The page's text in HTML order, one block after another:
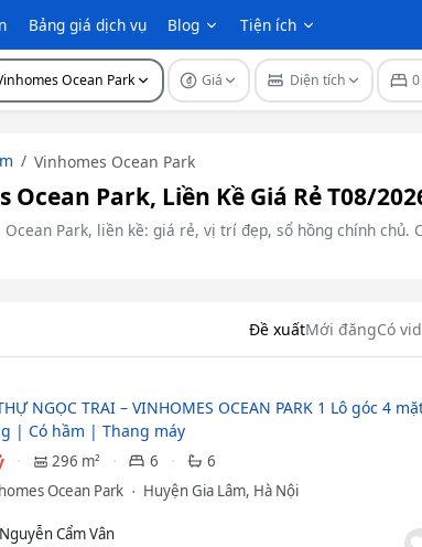
Bảng giá dịch vụ Blog Tiện ích
Ocean Park Giá Diện tích
Vinhomes Ocean Park
Park, Liền Kề Giá Rẻ T08/
Park, liền kề: giá rẻ, vị trí đẹp, sổ hồng chính
Đề xuấtMới đăngCó
NGỌC TRAI – VINHOMES OCEAN PARK 1 Lô góc 4
| Có hầm | Thang máy
296 m² 6
6
Ocean Park
Huyện Gia Lâm, Hà Nội
Nguyễn Cẩm Vân